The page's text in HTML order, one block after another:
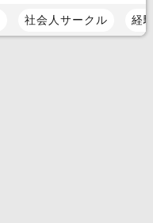
社会人サークル 経